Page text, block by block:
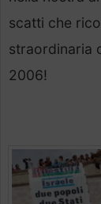
scatti che
straordinaria
2006!